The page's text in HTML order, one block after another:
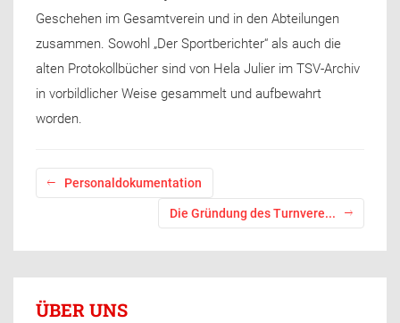
Geschehen im Gesamtverein und in den Abteilungen
zusammen. Sowohl „Der Sportberichter“ als auch die
alten Protokollbücher sind von Hela Julier im TSV-Archiv
in vorbildlicher Weise gesammelt und aufbewahrt
worden.
Personaldokumentation
Die Gründung des Turnvere...
ÜBER UNS